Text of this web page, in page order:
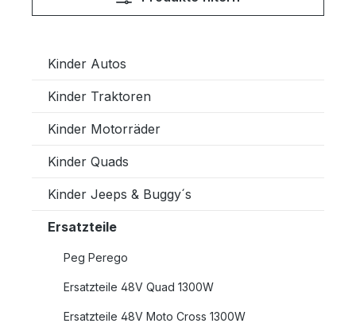
Kinder Autos
Kinder Traktoren
Kinder Motorräder
Kinder Quads
Kinder Jeeps & Buggy´s
Ersatzteile
Peg Perego
Ersatzteile 48V Quad 1300W
Ersatzteile 48V Moto Cross 1300W